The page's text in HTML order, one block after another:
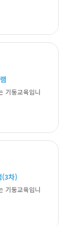
기둥교육입니
(3차)
기둥교육입니